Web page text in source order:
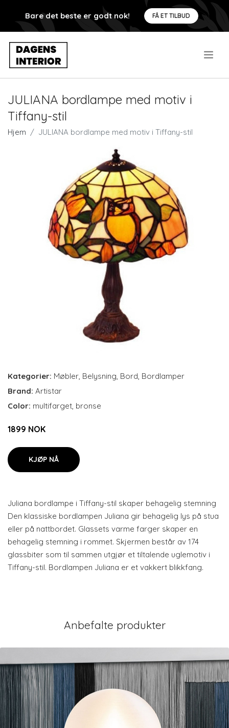
Bare det beste er godt nok! FÅ ET TILBUD
JULIANA bordlampe med motiv i
Tiffany-stil
Hjem JULIANA bordlampe med motiv i Tiffany-stil
Kategorier: Møbler, Belysning, Bord, Bordlamper
Brand: Artistar
Color: multifarget, bronse
1899 NOK
KJØP NÅ
Juliana bordlampe i Tiffany-stil skaper behagelig stemning
Den klassiske bordlampen Juliana gir behagelig lys på stua
eller på nattbordet. Glassets varme farger skaper en
behagelig stemning i rommet. Skjermen består av 174
glassbiter som til sammen utgjør et tiltalende uglemotiv i
Tiffany-stil. Bordlampen Juliana er et vakkert blikkfang.
Anbefalte produkter